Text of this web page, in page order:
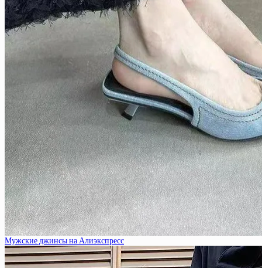
Мужские джинсы на Алиэкспресс